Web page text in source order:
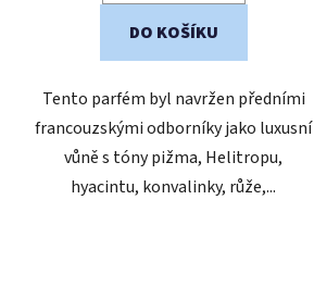
DO KOŠÍKU
Tento parfém byl navržen předními
francouzskými odborníky jako luxusní
vůně s tóny pižma, Helitropu,
hyacintu, konvalinky, růže,...